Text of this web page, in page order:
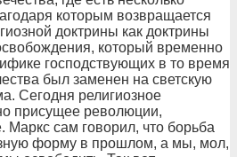
которым возвращается
доктрины как доктрины
который временно
господствующих в то время
был заменен на светскую
Сегодня религиозное
присущее революции,
Маркс сам говорил, что борьба
форму в прошлом, а мы, мол,